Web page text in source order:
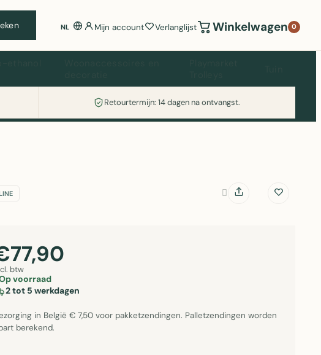
NL Mijn account Verlanglijst Winkelwagen 0
Retourtermijn: 14 dagen na ontvangst.
btw
voorraad
2 tot 5 werkdagen
in België € 7,50 voor pakketzendingen. Palletzendingen worden
berekend.